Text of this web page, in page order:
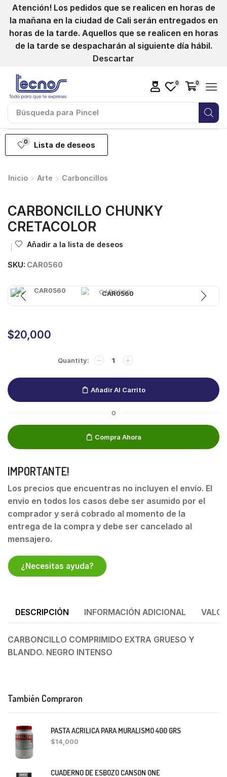
Atención! Los pedidos que se realicen en horas de
la mañana en la ciudad de Cali serán entregados en
horas de la tarde. Aquellos que se realicen en horas
de la tarde se despacharán al siguiente día hábil.
Descartar
Búsqueda para Pincel
0 0
0 Lista de deseos
Inicio Arte Carboncillos
CARBONCILLO CHUNKY
CRETACOLOR
Añadir a la lista de deseos
SKU: CAR0560
$20,000
Añadir Al Carrito
O
Compra Ahora
IMPORTANTE!
Los precios que encuentras no incluyen el envío. El
envío en todos los casos debe ser asumido por el
comprador y será cobrado al momento de la
entrega de la compra y debe ser cancelado al
mensajero.
¿Necesitas ayuda?
DESCRIPCIÓN INFORMACIÓN ADICIONAL
CARBONCILLO COMPRIMIDO EXTRA GRUESO Y
BLANDO. NEGRO INTENSO
También Compraron
PASTA ACRILICA PARA MURALISMO 400 GRS
$14,000
CUADERNO DE ESBOZO CANSON ONE